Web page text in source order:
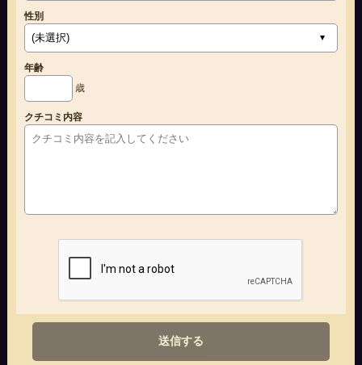
性別
年齢
歳
クチコミ内容
送信する